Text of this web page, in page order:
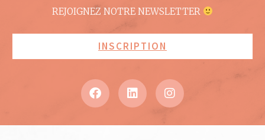
REJOIGNEZ NOTRE NEWSLETTER
INSCRIPTION